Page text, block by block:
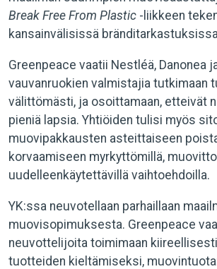
Break Free From Plastic -liikkeen
kansainvälisissä
Greenpeace vaatii Nestléä, Danonea
vauvanruokien valmistajia tutkimaan
välittömästi, ja osoittamaan, etteivät
pieniä lapsia. Yhtiöiden tulisi myös
muovipakkausten asteittaiseen
korvaamiseen myrkyttömillä,
uudelleenkäytettävillä vaihtoehdoilla.
YK:ssa neuvotellaan parhaillaan
muovisopimuksesta. Greenpeace
neuvottelijoita toimimaan
tuotteiden kieltämiseksi,